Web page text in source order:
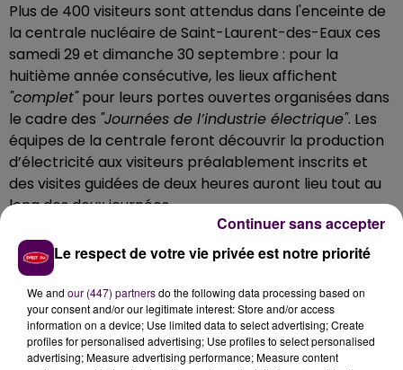
Plus de 400 visiteurs sont attendus dans l'enceinte de
la centrale nucléaire de Saint-Laurent-des-Eaux ces
samedi 29 et dimanche 30 septembre : pour la
huitième année consécutive, les lieux affichent
"complet"pour leurs portes ouvertes organisées dans
le cadre des "Journées de l’industrie électrique". Les
équipes de la centrale feront découvrir la production
d’électricité aux visiteurs préalablement inscrits et
des visites guidées de deux heures auront lieu tout au
long des deux journées.
Un salon de la mobilité électrique
Au programme : conférence sur le fonctionnement
d’une centrale nucléaire et sur le"mix énergétique"
découverte d’une salle des machines et visite du
simulateur de conduite, réplique de la salle de
Le respect de votre vie privée est notre priorité
We and our (447) partnersdo the following data processing based on
your consent and/or our legitimate interest: Store and/or access
information on a device; Use limited data to select advertising; Create
profiles for personalised advertising; Use profiles to select personalised
advertising; Measure advertising performance; Measure content
Continuer sans accepter